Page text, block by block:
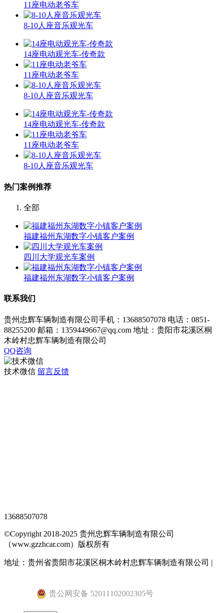
11座电动老爷车
8-10人座音乐观光车
14座电动观光车-传奇款
11座电动老爷车
8-10人座音乐观光车
14座电动观光车-传奇款
11座电动老爷车
8-10人座音乐观光车
热门案例推荐
全部
福建福州东湖数字小镇客户案例
四川大学观光车案例
福建福州东湖数字小镇客户案例
联系我们
贵州忠辉车辆制造有限公司手机：13688507078 电话：0851-
88255200 邮箱：1359449667@qq.com 地址：贵阳市花溪区桐
木岭村忠辉车辆制造有限公司
QQ咨询
技术微信 留言反馈
13688507078
©Copyright 2018-2025 贵州忠辉车辆制造有限公司
（www.gzzhcar.com）版权所有
地址：贵州省贵阳市花溪区桐木岭村忠辉车辆制造有限公司 |
贵公网安备 52011102002305号